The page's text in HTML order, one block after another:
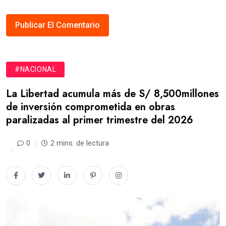
#NACIONAL
La Libertad acumula más de S/ 8,500millones
de inversión comprometida en obras
paralizadas al primer trimestre del 2026
0 2 mins. de lectura